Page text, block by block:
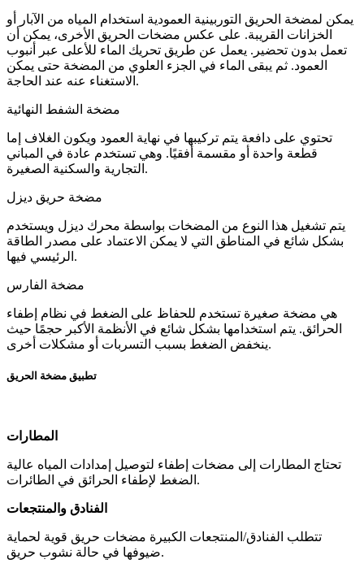
يمكن لمضخة الحريق التوربينية العمودية استخدام المياه من الآبار أو
الخزانات القريبة. على عكس مضخات الحريق الأخرى، يمكن أن
تعمل بدون تحضير. يعمل عن طريق تحريك الماء للأعلى عبر أنبوب
العمود. ثم يبقى الماء في الجزء العلوي من المضخة حتى يمكن
الاستغناء عنه عند الحاجة.
مضخة الشفط النهائية
تحتوي على دافعة يتم تركيبها في نهاية العمود ويكون الغلاف إما
قطعة واحدة أو مقسمة أفقيًا. وهي تستخدم عادة في المباني
التجارية والسكنية الصغيرة.
مضخة حريق ديزل
يتم تشغيل هذا النوع من المضخات بواسطة محرك ديزل ويستخدم
بشكل شائع في المناطق التي لا يمكن الاعتماد على مصدر الطاقة
الرئيسي فيها.
مضخة الفارس
هي مضخة صغيرة تستخدم للحفاظ على الضغط في نظام إطفاء
الحرائق. يتم استخدامها بشكل شائع في الأنظمة الأكبر حجمًا حيث
ينخفض ​​الضغط بسبب التسربات أو مشكلات أخرى.
تطبيق مضخة الحريق
المطارات
تحتاج المطارات إلى مضخات إطفاء لتوصيل إمدادات المياه عالية
الضغط لإطفاء الحرائق في الطائرات.
الفنادق والمنتجعات
تتطلب الفنادق/المنتجعات الكبيرة مضخات حريق قوية لحماية
ضيوفها في حالة نشوب حريق.